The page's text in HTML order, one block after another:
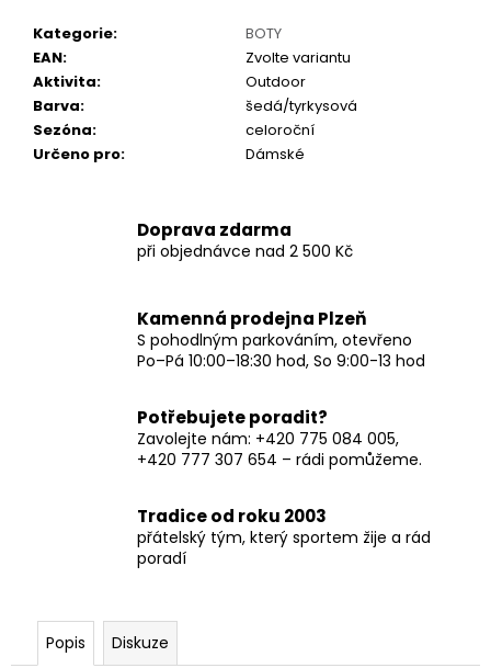
Kategorie:
BOTY
EAN:
Zvolte variantu
Aktivita:
Outdoor
Barva:
šedá/tyrkysová
Sezóna:
celoroční
Určeno pro: Dámské
Doprava zdarma
při objednávce nad 2 500 Kč
Kamenná prodejna Plzeň
S pohodlným parkováním, otevřeno
Po–Pá 10:00–18:30 hod, So 9:00-13 hod
Potřebujete poradit?
Zavolejte nám: +420 775 084 005,
+420 777 307 654 – rádi pomůžeme.
Tradice od roku 2003
přátelský tým, který sportem žije a rád
poradí
Popis Diskuze